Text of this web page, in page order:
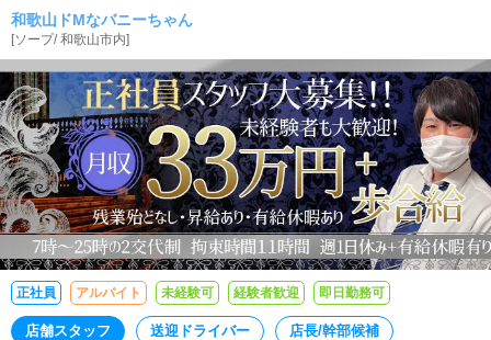
和歌山ドMなバニーちゃん
[ソープ/和歌山市内]
正社員 アルバイト 未経験可 経験者歓迎 即日勤務可
店舗スタッフ 送迎ドライバー 店長/幹部候補